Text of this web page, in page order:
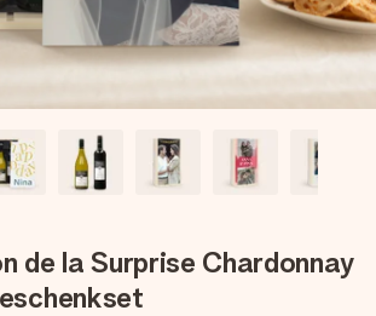
de la Surprise Chardonnay